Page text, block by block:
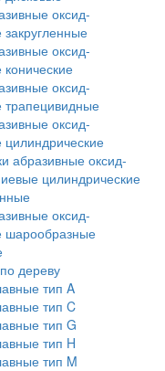
оксид-
оксид-
оксид-
оксид-
абразивные оксид-
цилиндрические
оксид-
дереву
тип A
тип C
тип G
тип H
тип M